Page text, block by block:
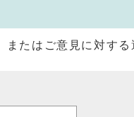
たはご意見に対す